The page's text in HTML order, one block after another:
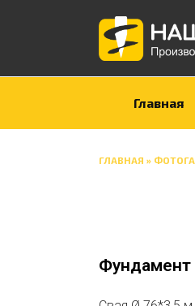
Главная
ГЛАВНАЯ »
Фундамент